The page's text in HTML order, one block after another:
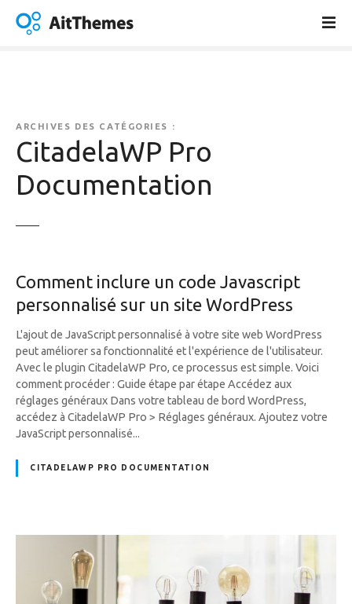
ARCHIVES DES CATÉGORIES :
CitadelaWP Pro
Documentation
Comment inclure un code Javascript
personnalisé sur un site WordPress
L'ajout de JavaScript personnalisé à votre site web WordPress
peut améliorer sa fonctionnalité et l'expérience de l'utilisateur.
Avec le plugin CitadelaWP Pro, ce processus est simple. Voici
comment procéder : Guide étape par étape Accédez aux
réglages généraux Dans votre tableau de bord WordPress,
accédez à CitadelaWP Pro > Réglages généraux. Ajoutez votre
JavaScript personnalisé...
CITADELAWP PRO DOCUMENTATION